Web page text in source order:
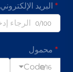
البريد الإلكتروني
0/100
محمول
Code0/16